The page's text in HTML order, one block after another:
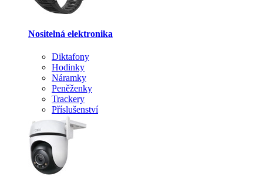
Nositelná elektronika
Diktafony
Hodinky
Náramky
Peněženky
Trackery
Příslušenství